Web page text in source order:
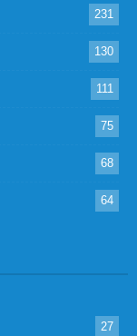
231
130
111
75
68
64
27